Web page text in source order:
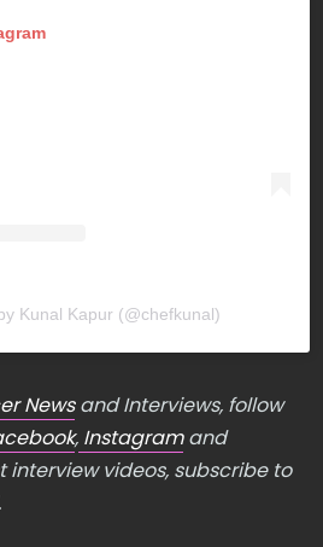
Kunal Kapur (@chefkunal)
Newsand Interviews, follow
, Instagramand
interview videos, subscribe to